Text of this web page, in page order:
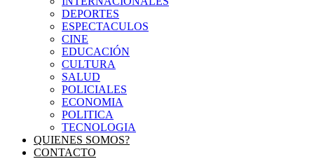
DEPORTES
ESPECTACULOS
CINE
EDUCACIÓN
CULTURA
SALUD
POLICIALES
ECONOMIA
POLITICA
TECNOLOGIA
QUIENES SOMOS?
CONTACTO